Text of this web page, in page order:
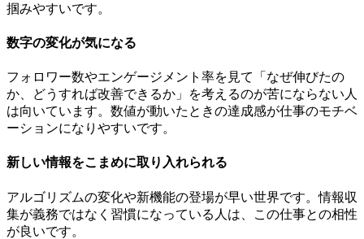
掴みやすいです。
数字の変化が気になる
フォロワー数やエンゲージメント率を見て「なぜ伸びたの
か、どうすれば改善できるか」を考えるのが苦にならない人
は向いています。数値が動いたときの達成感が仕事のモチベ
ーションになりやすいです。
新しい情報をこまめに取り入れられる
アルゴリズムの変化や新機能の登場が早い世界です。情報収
集が義務ではなく習慣になっている人は、この仕事との相性
が良いです。